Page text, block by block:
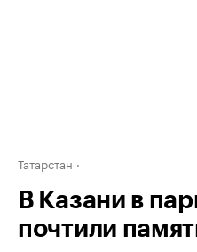
Татарстан
В Казани в
почтили